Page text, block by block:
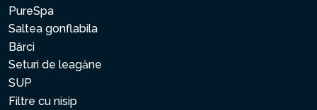
PureSpa
Saltea gonflabila
Bărci
Seturi de leagăne
SUP
Filtre cu nisip